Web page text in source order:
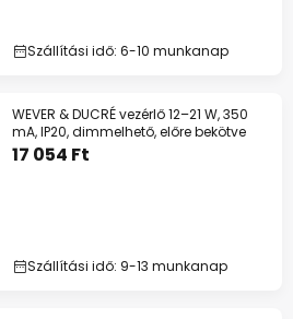
Szállítási idő: 6-10 munkanap
WEVER & DUCRÉ vezérlő 12–21 W, 350
mA, IP20, dimmelhető, előre bekötve
17 054 Ft
Szállítási idő: 9-13 munkanap